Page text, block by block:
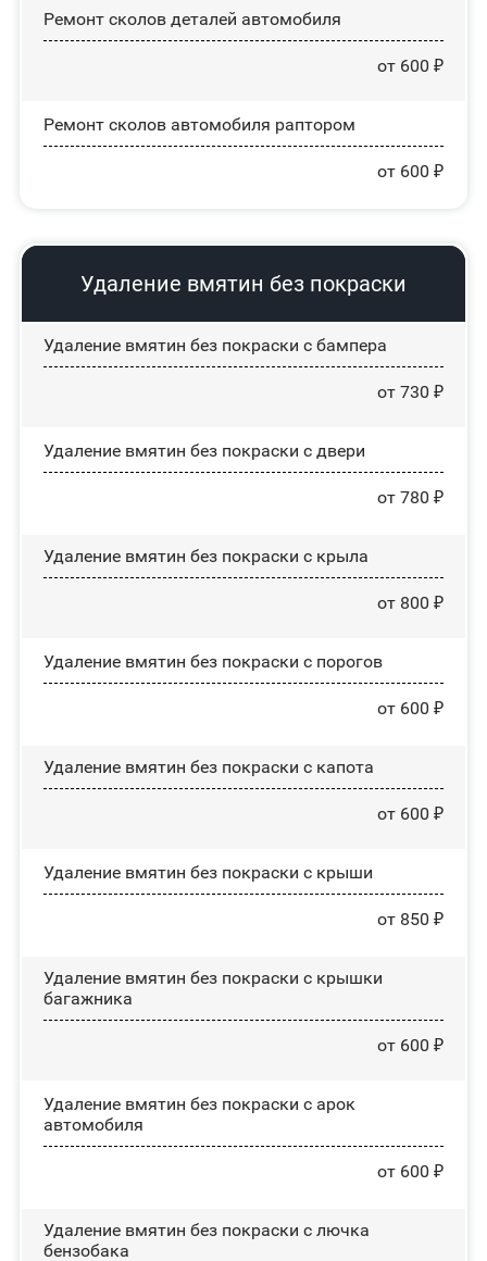
Ремонт сколов деталей автомобиля
от 600 ₽
Ремонт сколов автомобиля раптором
от 600 ₽
Удаление вмятин без покраски
Удаление вмятин без покраски с бампера
от 730 ₽
Удаление вмятин без покраски с двери
от 780 ₽
Удаление вмятин без покраски с крыла
от 800 ₽
Удаление вмятин без покраски с порогов
от 600 ₽
Удаление вмятин без покраски с капота
от 600 ₽
Удаление вмятин без покраски с крыши
от 850 ₽
Удаление вмятин без покраски с крышки
багажника
от 600 ₽
Удаление вмятин без покраски с арок
автомобиля
от 600 ₽
Удаление вмятин без покраски с лючка
бензобака